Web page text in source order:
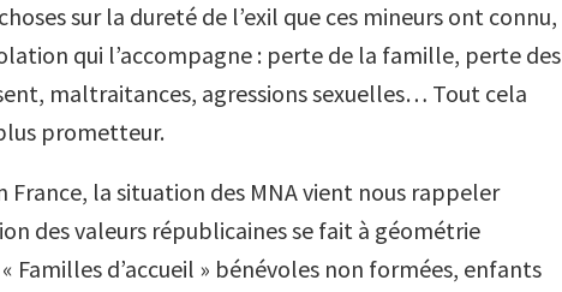
sur la dureté de l’exil que ces mineurs ont connu,
qui l’accompagne : perte de la famille, perte des
maltraitances, agressions sexuelles… Tout cela
prometteur.
France, la situation des MNA vient nous rappeler
des valeurs républicaines se fait à géométrie
Familles d’accueil » bénévoles non formées, enfants